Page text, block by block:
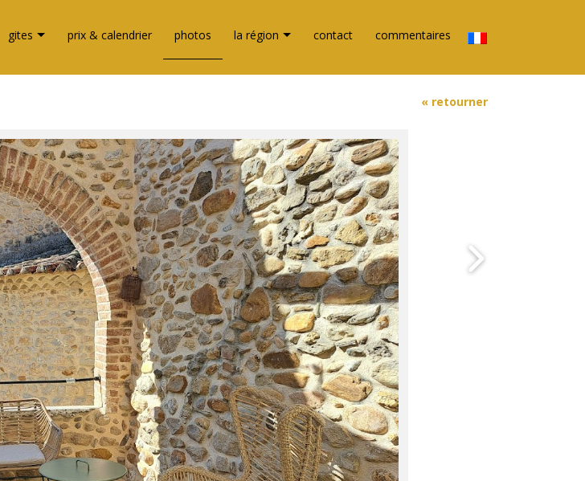
gites prix & calendrier photos la région contact commentaires
« retourner